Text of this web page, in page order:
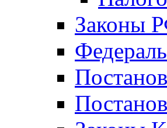
Законы